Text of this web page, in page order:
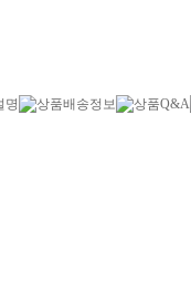
명 상품배송정보 상품Q&A